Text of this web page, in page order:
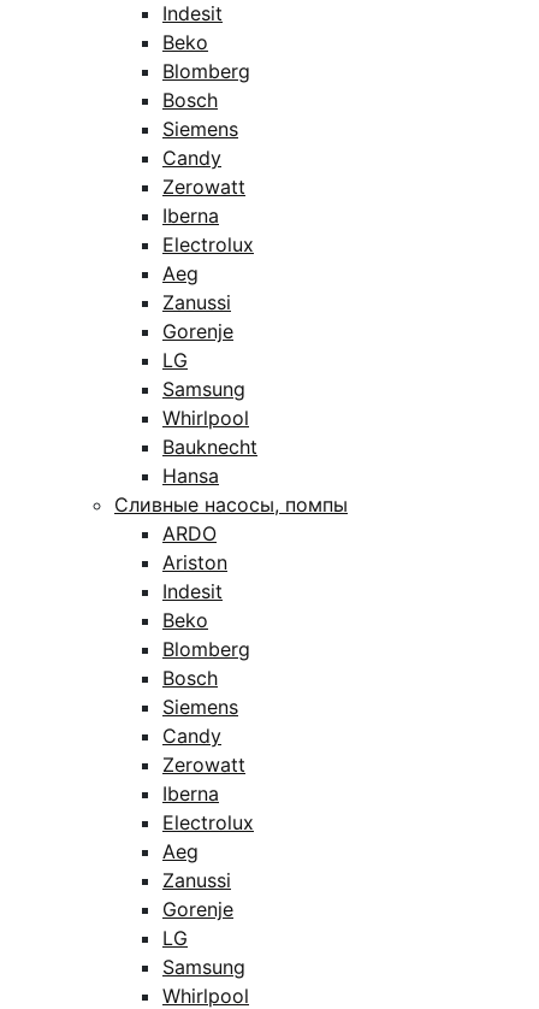
Indesit
Beko
Blomberg
Bosch
Siemens
Candy
Zerowatt
Iberna
Electrolux
Aeg
Zanussi
Gorenje
LG
Samsung
Whirlpool
Bauknecht
Hansa
Сливные насосы, помпы
ARDO
Ariston
Indesit
Beko
Blomberg
Bosch
Siemens
Candy
Zerowatt
Iberna
Electrolux
Aeg
Zanussi
Gorenje
LG
Samsung
Whirlpool